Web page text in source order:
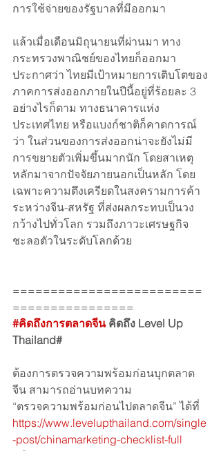
การใช้จ่ายของรัฐบาลที่มีออกมา
แล้วเมื่อเดือนมิถุนายนที่ผ่านมา ทาง
กระทรวงพาณิชย์ของไทยก็ออกมา
ประกาศว่า ไทยมีเป้าหมายการเติบโตของ
ภาคการส่งออกภายในปีนี้อยู่ที่ร้อยละ 3
อย่างไรก็ตาม ทางธนาคารแห่ง
ประเทศไทย หรือแบงก์ชาติก็คาดการณ์
ว่า ในส่วนของการส่งออกน่าจะยังไม่มี
การขยายตัวเพิ่มขึ้นมากนัก โดยสาเหตุ
หลักมาจากปัจจัยภายนอกเป็นหลัก โดย
เฉพาะความตึงเครียดในสงครามการค้า
ระหว่างจีน-สหรัฐ ที่ส่งผลกระทบเป็นวง
กว้างไปทั่วโลก รวมถึงภาวะเศรษฐกิจ
ชะลอตัวในระดับโลกด้วย
=========================
================
#คิดถึงการตลาดจีน คิดถึง Level Up
Thailand#
ต้องการตรวจความพร้อมก่อนบุกตลาด
จีน สามารถอ่านบทความ
“ตรวจความพร้อมก่อนไปตลาดจีน” ได้ที่
https://www.levelupthailand.com/single
-post/chinamarketing-checklist-full